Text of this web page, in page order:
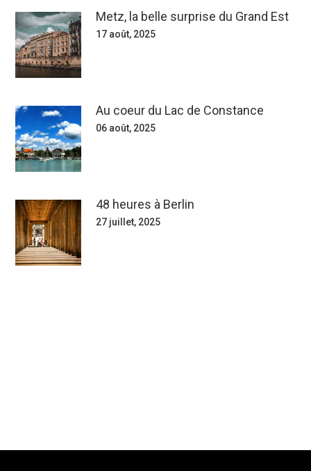
Metz, la belle surprise du Grand Est
17 août, 2025
Au coeur du Lac de Constance
06 août, 2025
48 heures à Berlin
27 juillet, 2025